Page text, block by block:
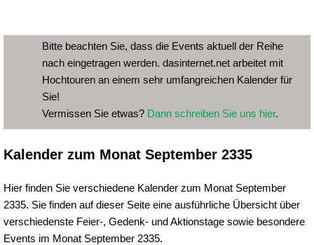
Bitte beachten Sie, dass die Events aktuell der Reihe
nach eingetragen werden. dasinternet.net arbeitet mit
Hochtouren an einem sehr umfangreichen Kalender für
Sie!
Vermissen Sie etwas? Dann schreiben Sie uns hier.
Kalender zum Monat September 2335
Hier finden Sie verschiedene Kalender zum Monat September
2335. Sie finden auf dieser Seite eine ausführliche Übersicht über
verschiedenste Feier-, Gedenk- und Aktionstage sowie besondere
Events im Monat September 2335.